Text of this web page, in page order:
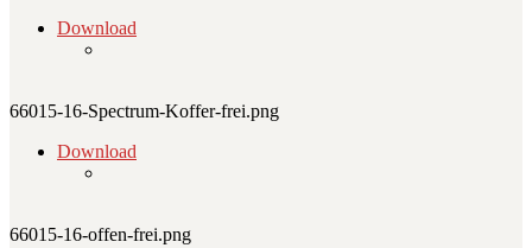
Download
66015-16-Spectrum-Koffer-frei.png
Download
66015-16-offen-frei.png